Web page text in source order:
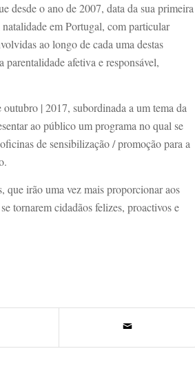
desde o ano de 2007, data da sua primeira
em Portugal, com particular
ao longo de cada uma destas
afetiva e responsável,
| 2017, subordinada a um tema da
ao público um programa no qual se
de sensibilização / promoção para a
que irão uma vez mais proporcionar aos
tornarem cidadãos felizes, proactivos e